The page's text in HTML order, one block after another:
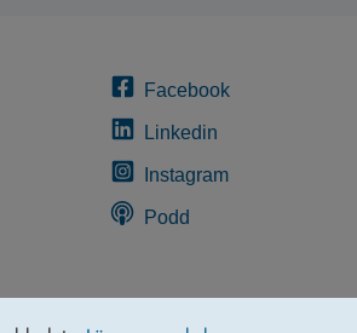
Facebook
Linkedin
Instagram
Podd